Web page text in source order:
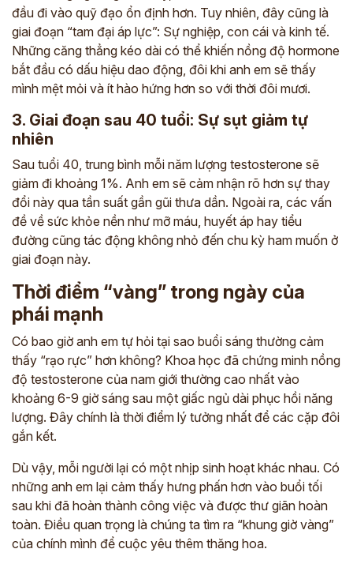
đầu đi vào quỹ đạo ổn định hơn. Tuy nhiên, đây cũng là
giai đoạn “tam đại áp lực”: Sự nghiệp, con cái và kinh tế.
Những căng thẳng kéo dài có thể khiến nồng độ hormone
bắt đầu có dấu hiệu dao động, đôi khi anh em sẽ thấy
mình mệt mỏi và ít hào hứng hơn so với thời đôi mươi.
3. Giai đoạn sau 40 tuổi: Sự sụt giảm tự
nhiên
Sau tuổi 40, trung bình mỗi năm lượng testosterone sẽ
giảm đi khoảng 1%. Anh em sẽ cảm nhận rõ hơn sự thay
đổi này qua tần suất gần gũi thưa dần. Ngoài ra, các vấn
đề về sức khỏe nền như mỡ máu, huyết áp hay tiểu
đường cũng tác động không nhỏ đến chu kỳ ham muốn ở
giai đoạn này.
Thời điểm “vàng” trong ngày của
phái mạnh
Có bao giờ anh em tự hỏi tại sao buổi sáng thường cảm
thấy “rạo rực” hơn không? Khoa học đã chứng minh nồng
độ testosterone của nam giới thường cao nhất vào
khoảng 6-9 giờ sáng sau một giấc ngủ dài phục hồi năng
lượng. Đây chính là thời điểm lý tưởng nhất để các cặp đôi
gắn kết.
Dù vậy, mỗi người lại có một nhịp sinh hoạt khác nhau. Có
những anh em lại cảm thấy hưng phấn hơn vào buổi tối
sau khi đã hoàn thành công việc và được thư giãn hoàn
toàn. Điều quan trọng là chúng ta tìm ra “khung giờ vàng”
của chính mình để cuộc yêu thêm thăng hoa.